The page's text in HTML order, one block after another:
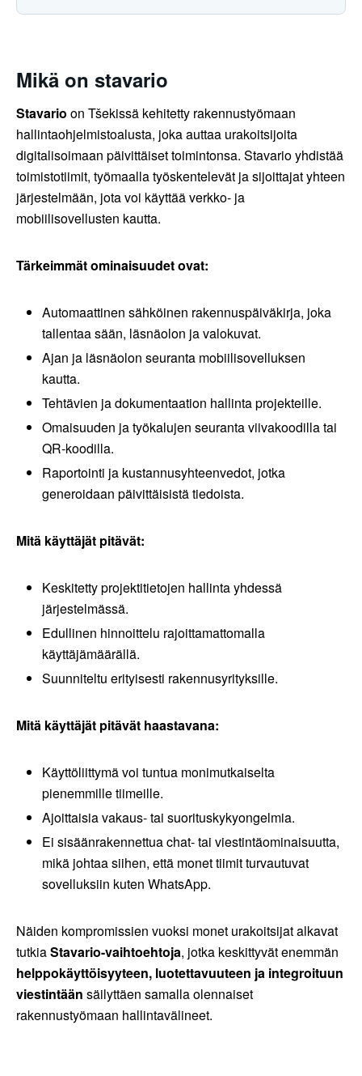
Mikä on stavario
Stavario on Tšekissä kehitetty rakennustyömaan
hallintaohjelmistoalusta, joka auttaa urakoitsijoita
digitalisoimaan päivittäiset toimintonsa. Stavario yhdistää
toimistotiimit, työmaalla työskentelevät ja sijoittajat yhteen
järjestelmään, jota voi käyttää verkko- ja
mobiilisovellusten kautta.
Tärkeimmät ominaisuudet ovat:
Automaattinen sähköinen rakennuspäiväkirja, joka
tallentaa sään, läsnäolon ja valokuvat.
Ajan ja läsnäolon seuranta mobiilisovelluksen
kautta.
Tehtävien ja dokumentaation hallinta projekteille.
Omaisuuden ja työkalujen seuranta viivakoodilla tai
QR-koodilla.
Raportointi ja kustannusyhteenvedot, jotka
generoidaan päivittäisistä tiedoista.
Mitä käyttäjät pitävät:
Keskitetty projektitietojen hallinta yhdessä
järjestelmässä.
Edullinen hinnoittelu rajoittamattomalla
käyttäjämäärällä.
Suunniteltu erityisesti rakennusyrityksille.
Mitä käyttäjät pitävät haastavana:
Käyttöliittymä voi tuntua monimutkaiselta
pienemmille tiimeille.
Ajoittaisia vakaus- tai suorituskykyongelmia.
Ei sisäänrakennettua chat- tai viestintäominaisuutta,
mikä johtaa siihen, että monet tiimit turvautuvat
sovelluksiin kuten WhatsApp.
Näiden kompromissien vuoksi monet urakoitsijat alkavat
tutkiaStavario-vaihtoehtoja, jotka keskittyvät enemmän
helppokäyttöisyyteen, luotettavuuteen ja integroituun
viestintään säilyttäen samalla olennaiset
rakennustyömaan hallintavälineet.